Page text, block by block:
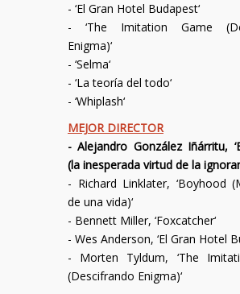
- ‘El Gran Hotel Budapest‘
- ‘The Imitation Game
Enigma)‘
- ‘Selma‘
- ‘La teoría del todo‘
- ‘Whiplash‘
MEJOR DIRECTOR
-Alejandro González Iñárritu, ‘
(la inesperada virtud de la
- Richard Linklater, ‘Boyhood
de una vida)‘
- Bennett Miller, ‘Foxcatcher‘
- Wes Anderson, ‘El Gran Hotel
- Morten Tyldum, ‘The
(Descifrando Enigma)‘